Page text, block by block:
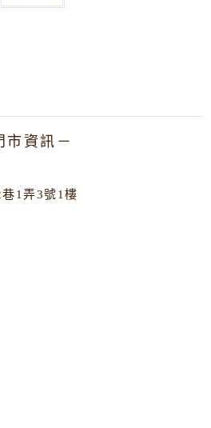
市資訊－
1弄3號1樓